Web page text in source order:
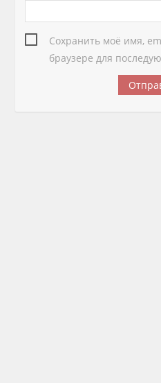
Сохранить моё имя,
браузере для